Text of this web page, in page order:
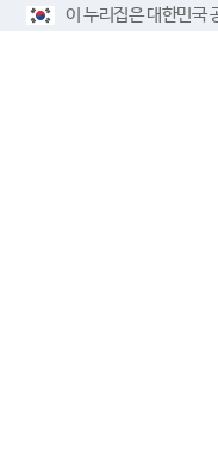
이 누리집은 대한민국